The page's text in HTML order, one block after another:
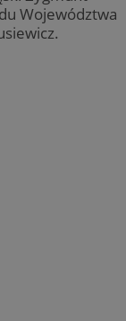
Województwa